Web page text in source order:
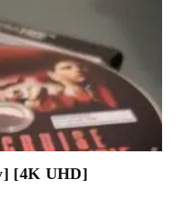
[4K UHD]